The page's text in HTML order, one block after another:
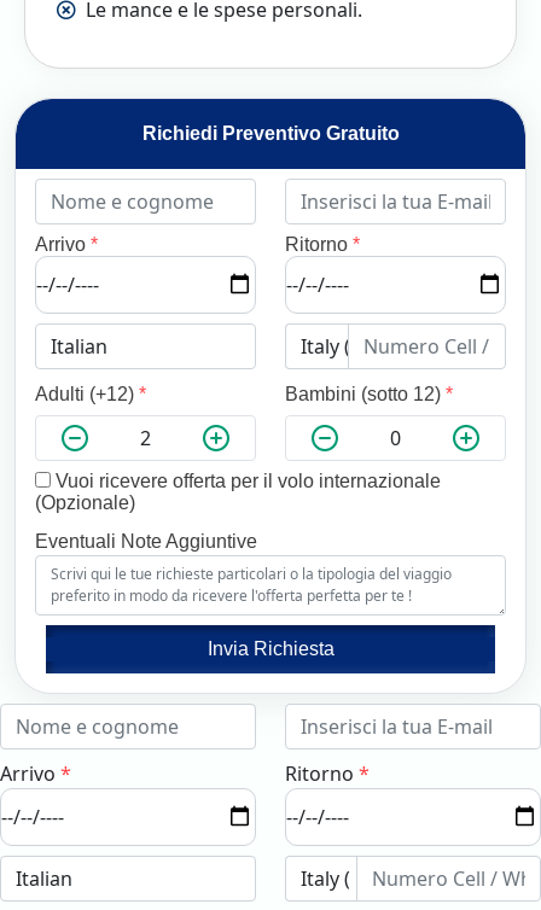
Le mance e le spese personali.
Richiedi Preventivo Gratuito
Arrivo * Ritorno *
Adulti (+12) * Bambini (sotto 12) *
Vuoi ricevere offerta per il volo internazionale
(Opzionale)
Eventuali Note Aggiuntive
Invia Richiesta
Arrivo * Ritorno *